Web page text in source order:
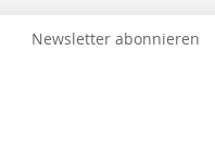
Newsletter abonnieren